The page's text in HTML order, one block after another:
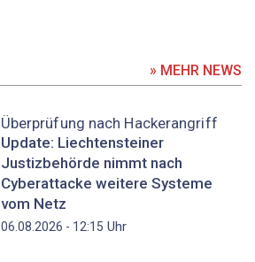
» MEHR NEWS
Überprüfung nach Hackerangriff
Update: Liechtensteiner
Justizbehörde nimmt nach
Cyberattacke weitere Systeme
vom Netz
06.08.2026 - 12:15 Uhr